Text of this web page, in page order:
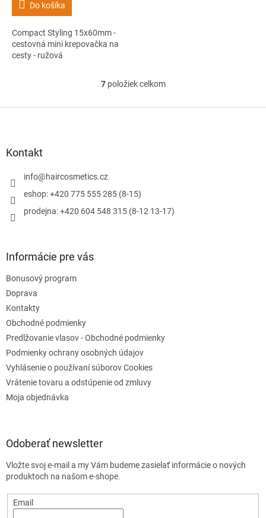
Do košíka
Compact Styling 15x60mm -
cestovná mini krepovačka na
cesty - ružová
O
l
p
v
7položiek celkom
Kontakt
info@haircosmetics.cz
eshop: +420 775 555 285 (8-15)
prodejna: +420 604 548 315 (8-12 13-17)
Informácie pre vás
Bonusový program
Doprava
Kontakty
Obchodné podmienky
Predlžovanie vlasov - Obchodné podmienky
Podmienky ochrany osobných údajov
Vyhlásenie o používaní súborov Cookies
Vrátenie tovaru a odstúpenie od zmluvy
Moja objednávka
Odoberať newsletter
Vložte svoj e-mail a my Vám budeme zasielať informácie o nových
produktoch na našom e-shope.
Email